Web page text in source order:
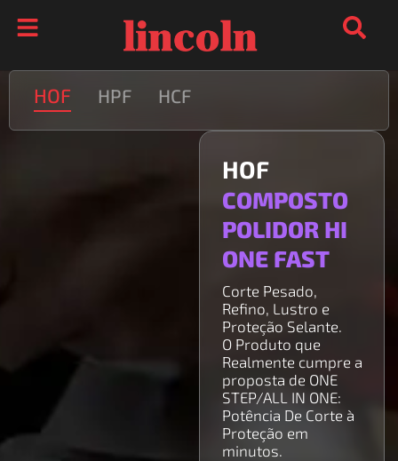
para
conteúdo
HOF HPF HCF
HOF
COMPOSTO
POLIDOR HI
ONE FAST
Corte Pesado,
Refino, Lustro e
Proteção Selante.
O Produto que
Realmente cumpre a
proposta de ONE
STEP/ALL IN ONE:
Potência De Corte à
Proteção em
minutos.